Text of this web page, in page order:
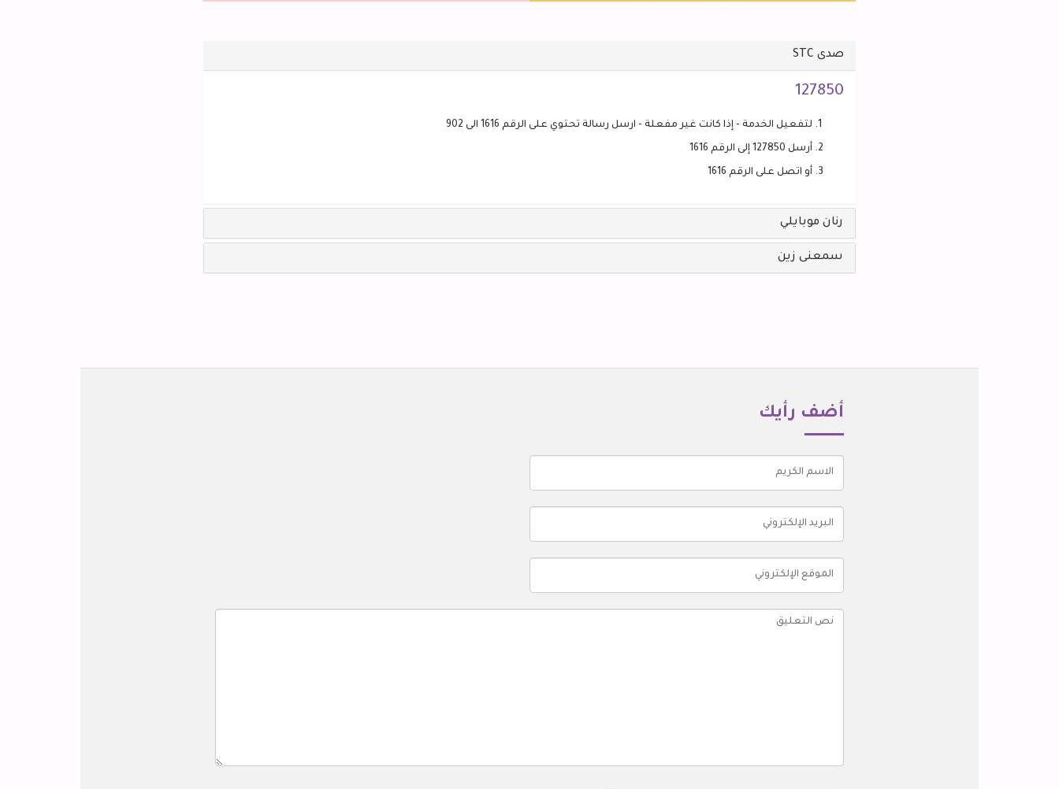
صدى STC
127850
لتفعيل الخدمة - إذا كانت غير مفعلة - ارسل رسالة تحتوي على الرقم 1616 الى 902
أرسل 127850 إلى الرقم 1616
أو اتصل على الرقم 1616
رنان موبايلي
سمعنى زين
أضف رأيك